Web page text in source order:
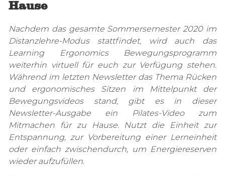
Hause
Nachdem das gesamte Sommersemester 2020 im
Distanzlehre-Modus stattfindet, wird auch das
Learning Ergonomics Bewegungsprogramm
weiterhin virtuell für euch zur Verfügung stehen.
Während im letzten Newsletter das Thema Rücken
und ergonomisches Sitzen im Mittelpunkt der
Bewegungsvideos stand, gibt es in dieser
Newsletter-Ausgabe ein Pilates-Video zum
Mitmachen für zu Hause. Nutzt die Einheit zur
Entspannung, zur Vorbereitung einer Lerneinheit
oder einfach zwischendurch, um Energiereserven
wieder aufzufüllen.